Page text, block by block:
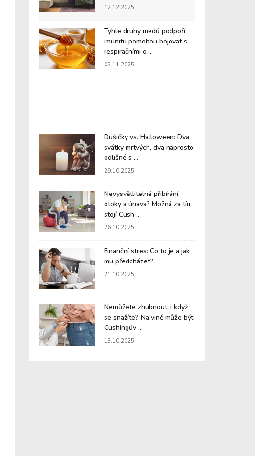
12.12.2025
Tyhle druhy medů podpoří
imunitu pomohou bojovat s
respiračními o ...
05.11.2025
Dušičky vs. Halloween: Dva
svátky mrtvých, dva naprosto
odlišné s ...
29.10.2025
Nevysvětlitelné přibírání,
otoky a únava? Možná za tím
stojí Cush ...
26.10.2025
Finanční stres: Co to je a jak
mu předcházet?
21.10.2025
Nemůžete zhubnout, i když
se snažíte? Na vině může být
Cushingův ...
13.10.2025